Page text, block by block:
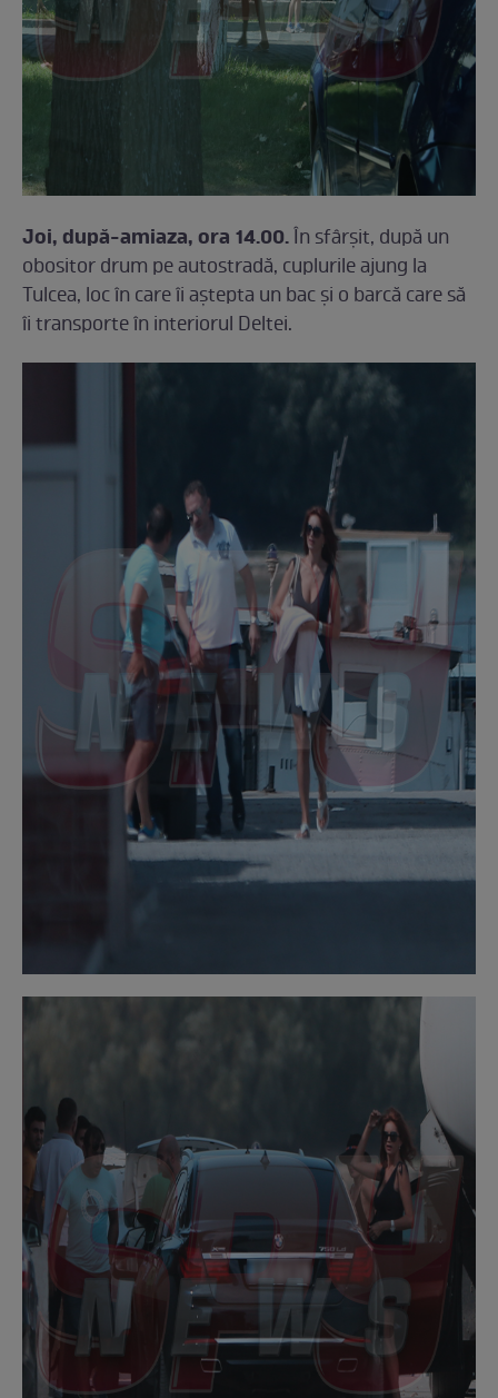
Joi, după-amiaza, ora 14.00.În sfârșit, după un
obositor drum pe autostradă, cuplurile ajung la
Tulcea, loc în care îi aștepta un bac și o barcă care să
îi transporte în interiorul Deltei.